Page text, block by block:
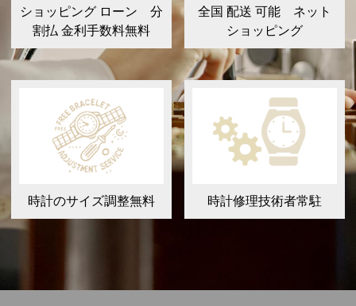
ショッピング ローン 分
割払 金利手数料無料
全国 配送 可能 ネット
ショッピング
時計のサイズ調整無料 時計修理技術者常駐